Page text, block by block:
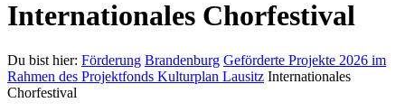
Internationales Chorfestival
Du bist hier: Förderung Brandenburg Geförderte Projekte 2026 im
Rahmen des Projektfonds Kulturplan Lausitz Internationales
Chorfestival